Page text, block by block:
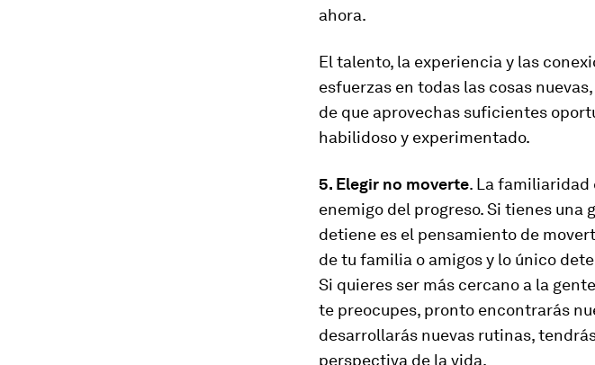
ahora.
El talento, la experiencia y las
esfuerzas en todas las cosas
de que aprovechas suficientes
habilidoso y experimentado.
5. Elegir no moverte. La familiaridad
enemigo del progreso. Si tienes una
detiene es el pensamiento de
de tu familia o amigos y lo único
Si quieres ser más cercano a la
te preocupes, pronto encontrarás
desarrollarás nuevas rutinas,
perspectiva de la vida.